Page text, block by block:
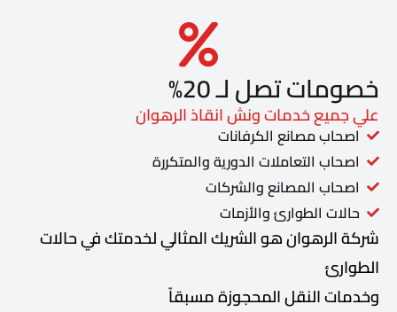
خصومات تصل لـ 20%
علي جميع خدمات ونش انقاذ الرهوان
اصحاب مصانع الكرفانات
اصحاب التعاملات الدورية والمتكررة
اصحاب المصانع والشركات
حالات الطوارئ والأزمات
شركة الرهوان هو الشريك المثالي لخدمتك في حالات
الطوارئ
وخدمات النقل المحجوزة مسبقاً